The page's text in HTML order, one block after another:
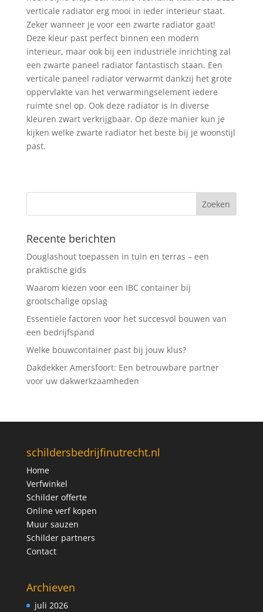
verticale radiator erg mooi in ieder interieur staat.
Zeker wanneer je voor een zwarte radiator gaat!
Deze kleur past perfect binnen een modern
interieur, maar ook bij een industriële inrichting zal
een zwarte paneel radiator fantastisch staan. Een
verticale paneel radiator verwarmt dankzij het grote
oppervlakte van het verwarmingselement iedere
ruimte snel op. Ook deze radiator is in diverse
kleuren zwart verkrijgbaar. Op deze manier kun je
kijken welke zwarte radiator het beste bij je woonstijl
past.
Recente berichten
Douglashout toepassen in tuin en terras – een
praktische gids
Waarom kiezen voor een IBC container bij
grootschalige opslag
Essentiële factoren voor het succesvol bouwen van
een bedrijfspand
Welke bouwcontainer past bij jouw klus?
Dakdekker Amersfoort: Een betrouwbare partner
voor uw dakwerkzaamheden
schildersbedrijfinutrecht.nl
Home
Verfwinkel
Schilder offerte
Online verf kopen
Muur sauzen
Schilder partners
Contact
Archieven
juli 2026